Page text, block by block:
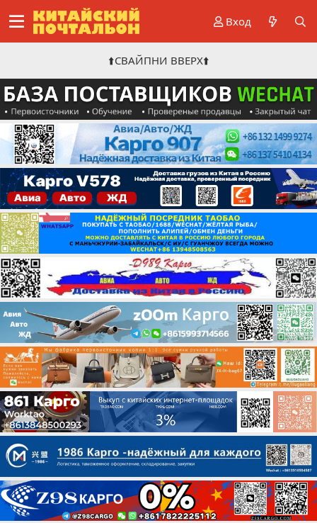
Вход
⬆️СВАЙПНИ ВВЕРХ⬆️